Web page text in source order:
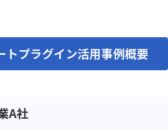
トプラグイン活用事例概要
A社